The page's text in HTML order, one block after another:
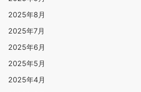
2025年8月
2025年7月
2025年6月
2025年5月
2025年4月